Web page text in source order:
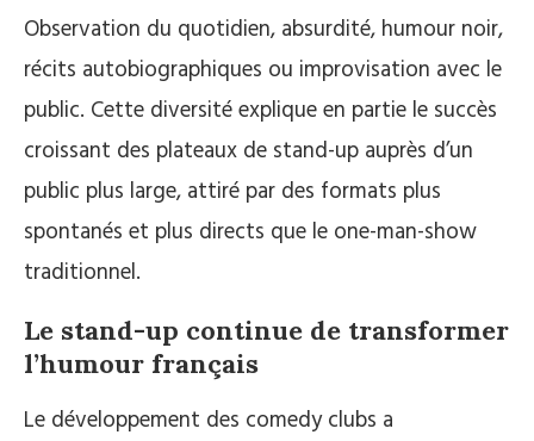
Observation du quotidien, absurdité, humour noir,
récits autobiographiques ou improvisation avec le
public. Cette diversité explique en partie le succès
croissant des plateaux de stand-up auprès d’un
public plus large, attiré par des formats plus
spontanés et plus directs que le one-man-show
traditionnel.
Le stand-up continue de transformer
l’humour français
Le développement des comedy clubs a